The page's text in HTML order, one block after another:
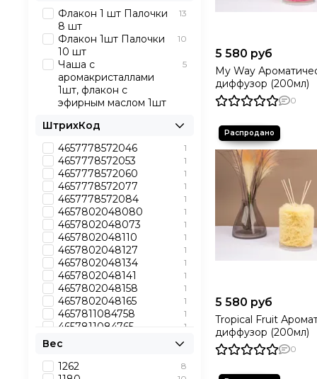
5 580 руб
My Way
диффузор (200мл)
0
5 580 руб
Tropical Fruit
диффузор (200мл)
0
Кр-2-500гр 1
Кр-3-500гр
Кр-4-500гр 1
Кр-5-500гр
Ар.4 1
Флакон 1 шт Палочки
8 шт
13
Флакон 1шт Палочки
10 шт
10
Чаша с
аромакристаллами
1шт, флакон с
эфирным маслом 1шт
5
ШтрихКод
4657778572046
1
4657778572053 1
4657778572060 1
4657778572077 1
4657778572084 1
4657802048080 1
4657802048073 1
4657802048110 1
4657802048127 1
4657802048134 1
4657802048141 1
4657802048158 1
4657802048165 1
4657811084758 1
4657811084765 1
4657811084772
4657811084796 1
Вес
1262
8